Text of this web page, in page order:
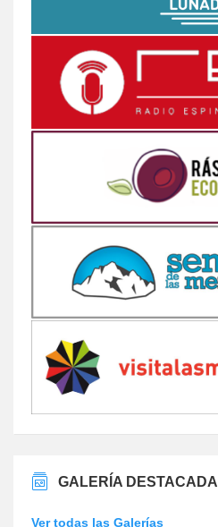
GALERÍA DESTACADA
Ver todas las Galerías